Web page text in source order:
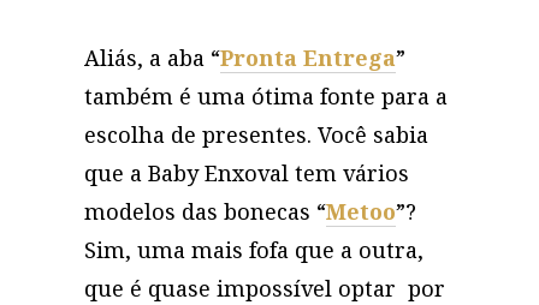
Aliás, a aba “Pronta Entrega”
também é uma ótima fonte para a
escolha de presentes. Você sabia
que a Baby Enxoval tem vários
modelos das bonecas “Metoo”?
Sim, uma mais fofa que a outra,
que é quase impossível optar por